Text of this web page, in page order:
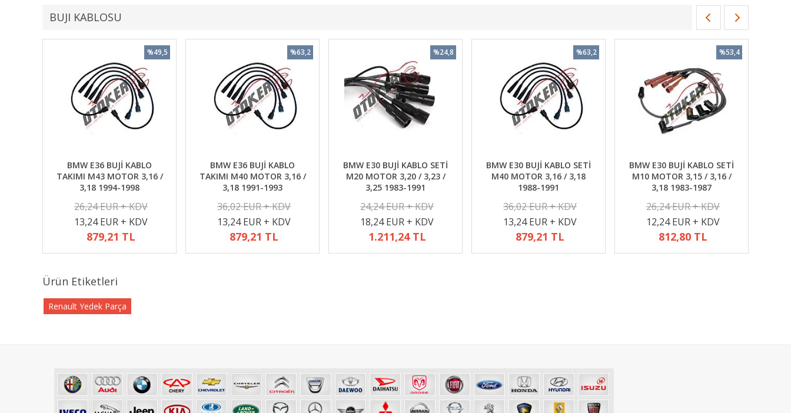
BUJI KABLOSU
BMW E36 BUJİ KABLO
TAKIMI M43 MOTOR 3,16 /
3,18 1994-1998
26,24 EUR + KDV
13,24 EUR + KDV
879,21 TL
%49,5
BMW E36 BUJİ KABLO
TAKIMI M40 MOTOR 3,16 /
3,18 1991-1993
36,02 EUR + KDV
13,24 EUR + KDV
879,21 TL
%63,2
BMW E30 BUJİ KABLO SETİ
M20 MOTOR 3,20 / 3,23 /
3,25 1983-1991
24,24 EUR + KDV
18,24 EUR + KDV
1.211,24 TL
%24,8
BMW E30 BUJİ KABLO SETİ
M40 MOTOR 3,16 / 3,18
1988-1991
36,02 EUR + KDV
13,24 EUR + KDV
879,21 TL
%63,2
BMW E30 BUJİ KABLO SETİ
M10 MOTOR 3,15 / 3,16 /
3,18 1983-1987
26,24 EUR + KDV
12,24 EUR + KDV
812,80 TL
%53,4
Ürün Etiketleri
Renault Yedek Parça